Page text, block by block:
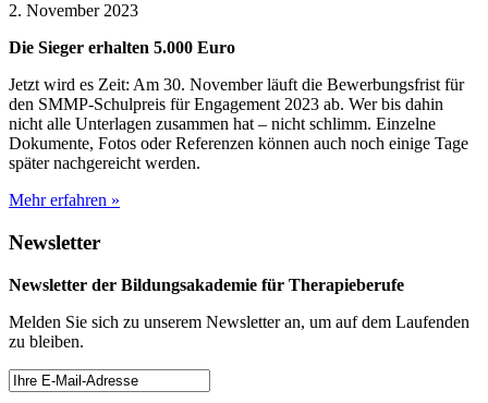
2. November 2023
Die Sieger erhalten 5.000 Euro
Jetzt wird es Zeit: Am 30. November läuft die Bewerbungsfrist für
den SMMP-Schulpreis für Engagement 2023 ab. Wer bis dahin
nicht alle Unterlagen zusammen hat – nicht schlimm. Einzelne
Dokumente, Fotos oder Referenzen können auch noch einige Tage
später nachgereicht werden.
Mehr erfahren »
Newsletter
Newsletter der Bildungsakademie für Therapieberufe
Melden Sie sich zu unserem Newsletter an, um auf dem Laufenden
zu bleiben.